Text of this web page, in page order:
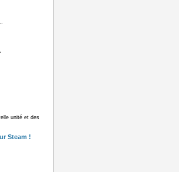
unité et des
Steam !